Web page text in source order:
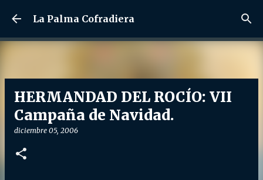
Ir al contenido principal
La Palma Cofradiera
HERMANDAD DEL ROCÍO: VII
Campaña de Navidad.
diciembre 05, 2006